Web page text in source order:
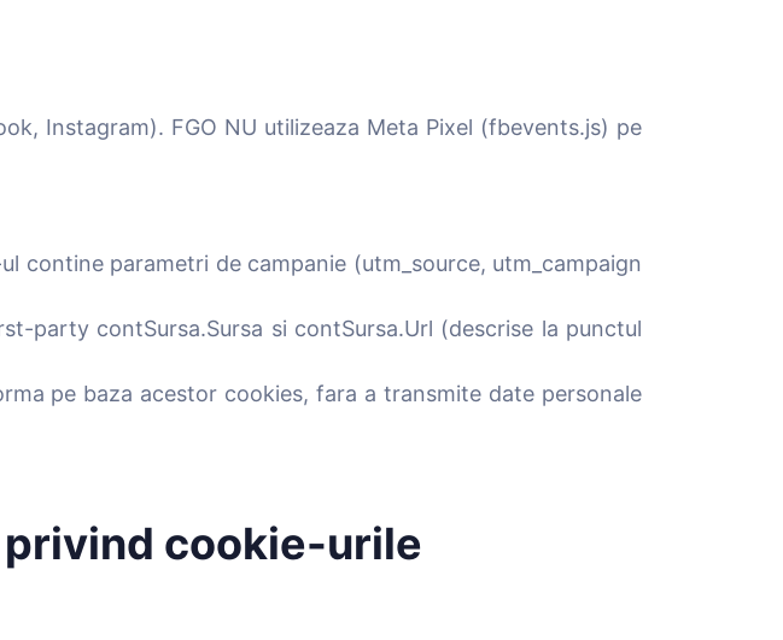
Instagram). FGO NU utilizeaza Meta Pixel (fbevents.js) pe
contine parametri de campanie (utm_source, utm_campaign
party contSursa.Sursa si contSursa.Url (descrise la punctul
pe baza acestor cookies, fara a transmite date personale
cookie-urile